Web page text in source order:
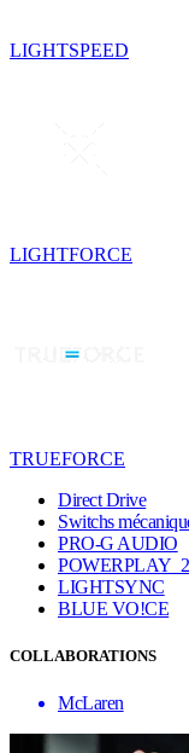
LIGHTSPEED
LIGHTFORCE
TRUEFORCE
Direct Drive
Switchs
PRO-G AUDIO
POWERPLAY 2
LIGHTSYNC
BLUE VO!CE
COLLABORATIONS
McLaren